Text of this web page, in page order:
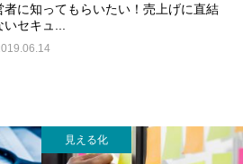
者に知ってもらいたい！売上げに直結
いセキュ...
見える化